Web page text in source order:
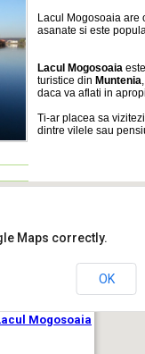
Lacul Mogosoaia are
asanate si este
Lacul Mogosoaia
turistice din Muntenia
daca va aflati in
Ti-ar placea sa vizitezi
dintre vilele sau